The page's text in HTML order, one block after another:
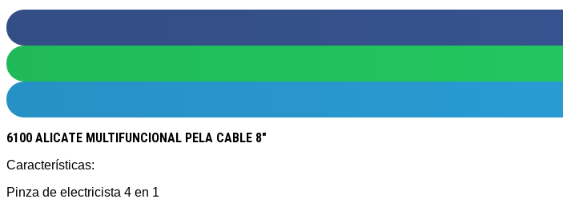
6100 ALICATE MULTIFUNCIONAL PELA CABLE 8″
Características:
Pinza de electricista 4 en 1